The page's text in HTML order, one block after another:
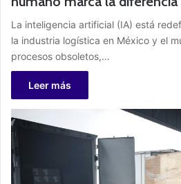
La inteligencia artificial (IA) está
la industria logística en México y el
procesos obsoletos,…
Leer más